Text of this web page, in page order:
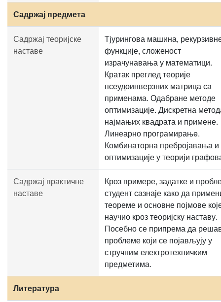
Садржај предмета
Садржај теоријске
наставе
Тјурингова машина,
функције, сложеност
израчунавања у математици.
Кратак преглед теорије
псеудоинверзних матрица са
применама. Одабране методе
оптимизације. Дискретна
најмањих квадрата и примене.
Линеарно програмирањe.
Комбинаторна пребројавања и
оптимизације у теорији
Садржај практичне
наставе
Кроз примере, задатке и
студент сазнаје како да
теореме и основне појмове
научио кроз теоријску наставу.
Посебно се припрема да
проблеме који се појављују у
стручним електротехничким
предметима.
Литература